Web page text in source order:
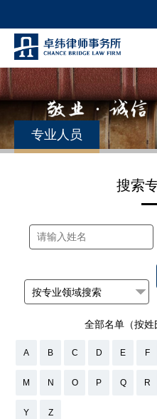
专业人员
搜索
全部名单（按姓
A B C D E F
M N O P Q R
Y Z